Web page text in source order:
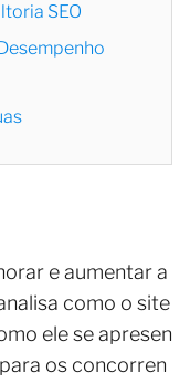
SEO
e aumentar a
como o site
ele se apresen
os concorren